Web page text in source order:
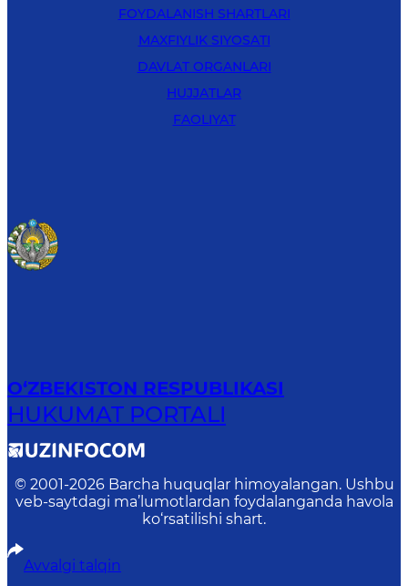
FOYDALANISH SHARTLARI
MAXFIYLIK SIYOSATI
DAVLAT ORGANLARI
HUJJATLAR
FAOLIYAT
O‘ZBEKISTON RESPUBLIKASI
HUKUMAT PORTALI
© 2001-2026 Barcha huquqlar himoyalangan. Ushbu
veb-saytdagi ma’lumotlardan foydalanganda havola
ko‘rsatilishi shart.
Avvalgi talqin